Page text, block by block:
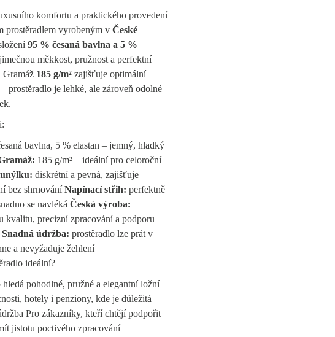
komfortu a praktického provedení
prostěradlem vyrobeným v České
95 % česaná bavlna a 5 %
měkkost, pružnost a perfektní
185 g/m² zajišťuje optimální
prostěradlo je lehké, ale zároveň odolné
bavlna, 5 % elastan – jemný, hladký
185 g/m² – ideální pro celoroční
diskrétní a pevná, zajišťuje
bez shrnováníNapínací střih: perfektně
se navléká Česká výroba:
kvalitu, precizní zpracování a podporu
Snadná údržba: prostěradlo lze prát v
a nevyžaduje žehlení
ideální?
pohodlné, pružné a elegantní ložní
hotely i penziony, kde je důležitá
Pro zákazníky, kteří chtějí podpořit
jistotu poctivého zpracování